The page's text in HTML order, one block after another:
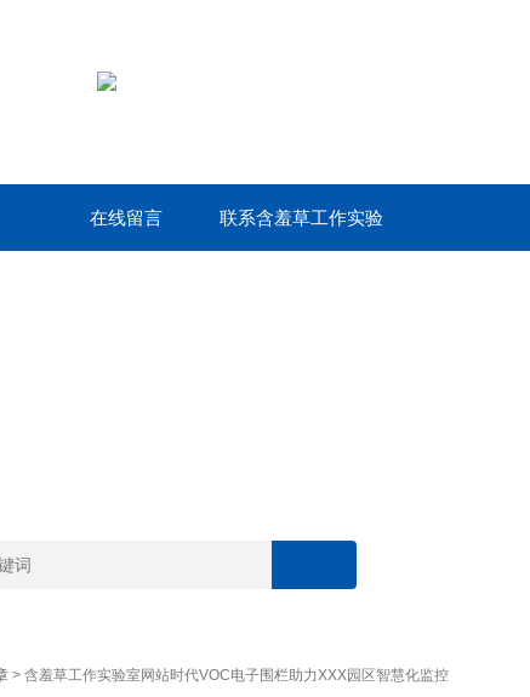
在线留言 联系含羞草工作实验
> 含羞草工作实验室网站时代VOC电子围栏助力XXX园区智慧化监控